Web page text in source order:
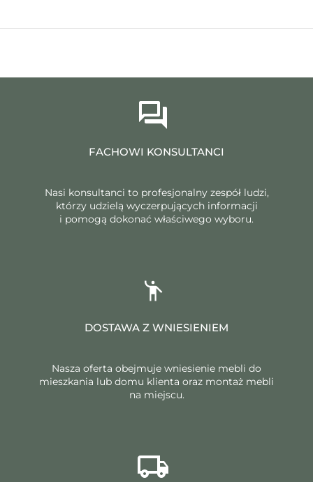
FACHOWI KONSULTANCI
Nasi konsultanci to profesjonalny zespół ludzi,
którzy udzielą wyczerpujących informacji
i pomogą dokonać właściwego wyboru.
DOSTAWA Z WNIESIENIEM
Nasza oferta obejmuje wniesienie mebli do
mieszkania lub domu klienta oraz montaż mebli
na miejscu.